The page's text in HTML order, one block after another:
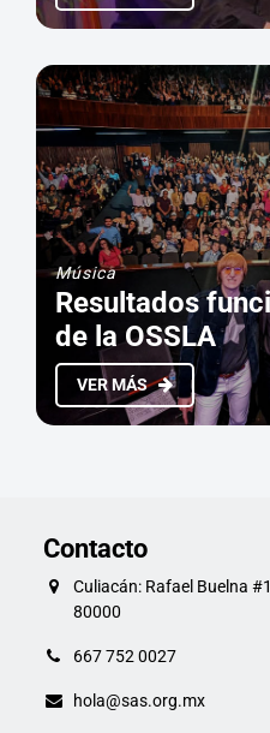
Música
Resultados
de la OSSLA
VER MÁS
Contacto
Culiacán: Rafael Buelna
80000
667 752 0027
hola@sas.org.mx